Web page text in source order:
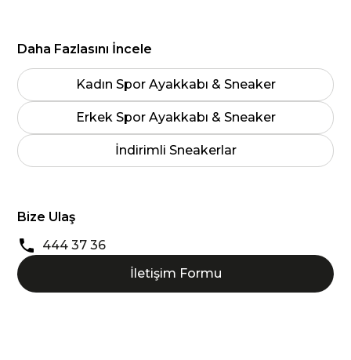
Daha Fazlasını İncele
Kadın Spor Ayakkabı & Sneaker
Erkek Spor Ayakkabı & Sneaker
İndirimli Sneakerlar
Bize Ulaş
444 37 36
İletişim Formu